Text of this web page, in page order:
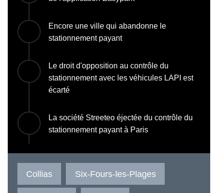
Encore une ville qui abandonne le
stationnement payant
Le droit d'opposition au contrôle du
stationnement avec les véhicules LAPI est
écarté
La société Streeteo éjectée du contrôle du
stationnement payant à Paris
Collias Six-Fours-les-Plages